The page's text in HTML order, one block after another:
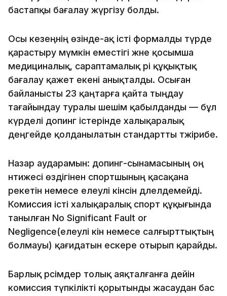
бастапқы бағалау жүргізу болды.
Осы кезеңнің өзінде-ақ істі формалды түрде
қарастыру мүмкін еместігі және қосымша
медициналық, сараптамалық әрі құқықтық
бағалау қажет екені анықталды. Осыған
байланысты 23 қаңтарға қайта тыңдау
тағайындау туралы шешім қабылданды — бұл
күрделі допинг істерінде халықаралық
деңгейде қолданылатын стандартты тәжірибе.
Назар аударамын: допинг-сынамасының оң
нәтижесі өздігінен спортшының қасақана
әрекетін немесе елеулі кінәсін дәлелдемейді.
Комиссия істі халықаралық спорт құқығында
танылған No Significant Fault or
Negligence(елеулі кінә немесе салғырттықтың
болмауы) қағидатын ескере отырып қарайды.
Барлық рәсімдер толық аяқталғанға дейін
комиссия түпкілікті қорытынды жасаудан бас